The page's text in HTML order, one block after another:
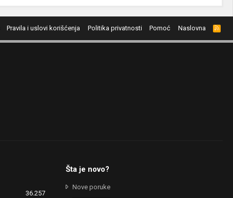
Pravila i uslovi korišćenja Politika privatnosti Pomoć Naslovna
R
S
S
36.257
Šta je novo?
Nove poruke